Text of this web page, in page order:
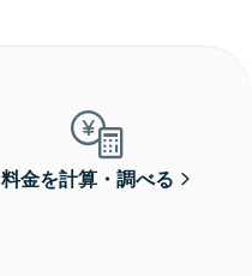
料金を計算・調べる